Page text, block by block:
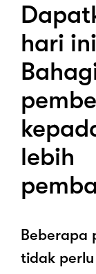
hari
lebih
Beberapa
tidak